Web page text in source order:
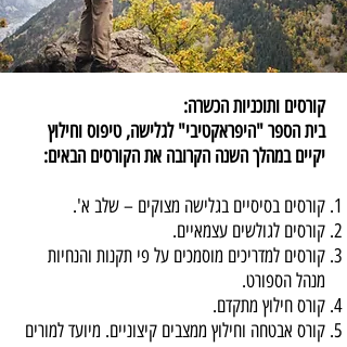
קורסים ותוכניות הכשרה:
בית הספר "היפראקטיבי" לגלישה, טיפוס וחילוץ
יקיים במהלך השנה הקרובה את הקורסים הבאים:
קורסים בסיסיים בגלישה מצוקים – שלב א'.
קורסים לגולשים עצמאיים.
קורסים למדריכים מוסמכים על פי תקנות והנחיות
מנהל הספורט.
קורס חילוץ מתקדם.
קורס אבטחה וחילוץ ממצבים קיצוניים. מיועד למורים